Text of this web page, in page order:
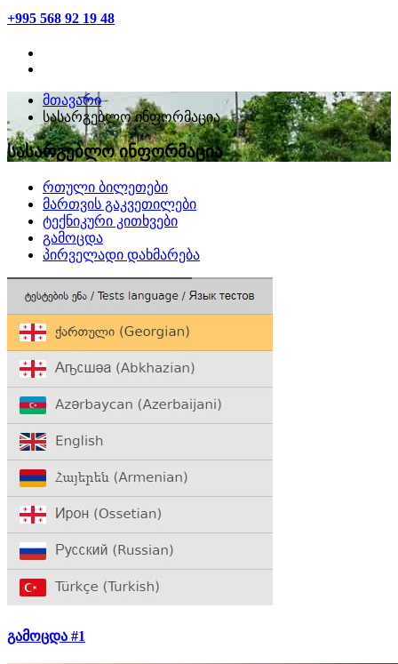
+995 568 92 19 48
მთავარი
სასარგებლო ინფორმაცია
სასარგებლო ინფორმაცია
რთული ბილეთები
მართვის გაკვეთილები
ტექნიკური კითხვები
გამოცდა
პირველადი დახმარება
გამოცდა #1